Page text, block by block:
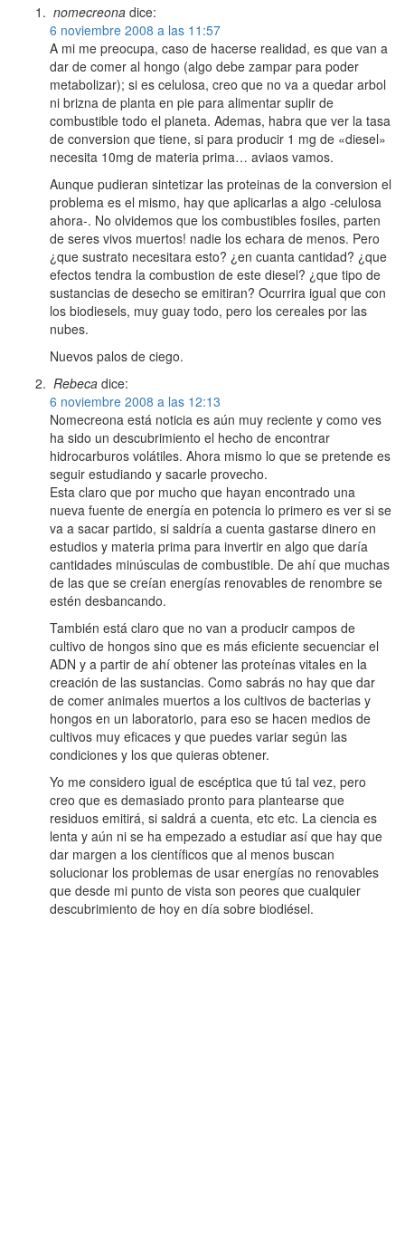
nomecreona dice:
6 noviembre 2008 a las 11:57
A mi me preocupa, caso de hacerse realidad, es que van a
dar de comer al hongo (algo debe zampar para poder
metabolizar); si es celulosa, creo que no va a quedar arbol
ni brizna de planta en pie para alimentar suplir de
combustible todo el planeta. Ademas, habra que ver la tasa
de conversion que tiene, si para producir 1 mg de «diesel»
necesita 10mg de materia prima… aviaos vamos.
Aunque pudieran sintetizar las proteinas de la conversion el
problema es el mismo, hay que aplicarlas a algo -celulosa
ahora-. No olvidemos que los combustibles fosiles, parten
de seres vivos muertos! nadie los echara de menos. Pero
¿que sustrato necesitara esto? ¿en cuanta cantidad? ¿que
efectos tendra la combustion de este diesel? ¿que tipo de
sustancias de desecho se emitiran? Ocurrira igual que con
los biodiesels, muy guay todo, pero los cereales por las
nubes.
Nuevos palos de ciego.
Rebeca dice:
6 noviembre 2008 a las 12:13
Nomecreona está noticia es aún muy reciente y como ves
ha sido un descubrimiento el hecho de encontrar
hidrocarburos volátiles. Ahora mismo lo que se pretende es
seguir estudiando y sacarle provecho.
Esta claro que por mucho que hayan encontrado una
nueva fuente de energía en potencia lo primero es ver si se
va a sacar partido, si saldría a cuenta gastarse dinero en
estudios y materia prima para invertir en algo que daría
cantidades minúsculas de combustible. De ahí que muchas
de las que se creían energías renovables de renombre se
estén desbancando.
También está claro que no van a producir campos de
cultivo de hongos sino que es más eficiente secuenciar el
ADN y a partir de ahí obtener las proteínas vitales en la
creación de las sustancias. Como sabrás no hay que dar
de comer animales muertos a los cultivos de bacterias y
hongos en un laboratorio, para eso se hacen medios de
cultivos muy eficaces y que puedes variar según las
condiciones y los que quieras obtener.
Yo me considero igual de escéptica que tú tal vez, pero
creo que es demasiado pronto para plantearse que
residuos emitirá, si saldrá a cuenta, etc etc. La ciencia es
lenta y aún ni se ha empezado a estudiar así que hay que
dar margen a los científicos que al menos buscan
solucionar los problemas de usar energías no renovables
que desde mi punto de vista son peores que cualquier
descubrimiento de hoy en día sobre biodiésel.